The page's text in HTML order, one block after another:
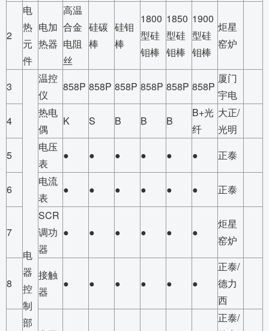
2
电
热
元
件
电加
热器
高温
合金
电阻
丝
硅碳
棒
硅钼
棒
1800
型硅
钼棒
1850
型硅
钼棒
1900
型硅
钼棒
炬星
窑炉
3
电
器
控
制
部
温控
仪
858P 858P 858P 858P 858P 858P
厦门
宇电
4
热电
偶
K S B B B
B+光
纤
大正/
光明
5
电压
表
● ● ● ● ● ● 正泰
6
电流
表
● ● ● ● ● ● 正泰
7
SCR
调功
器
● ● ● ● ● ●
炬星
窑炉
8
接触
器
● ● ● ● ● ●
正泰/
德力
西
正泰/